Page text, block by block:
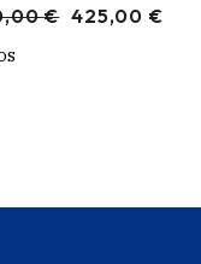
€ 425,00 €